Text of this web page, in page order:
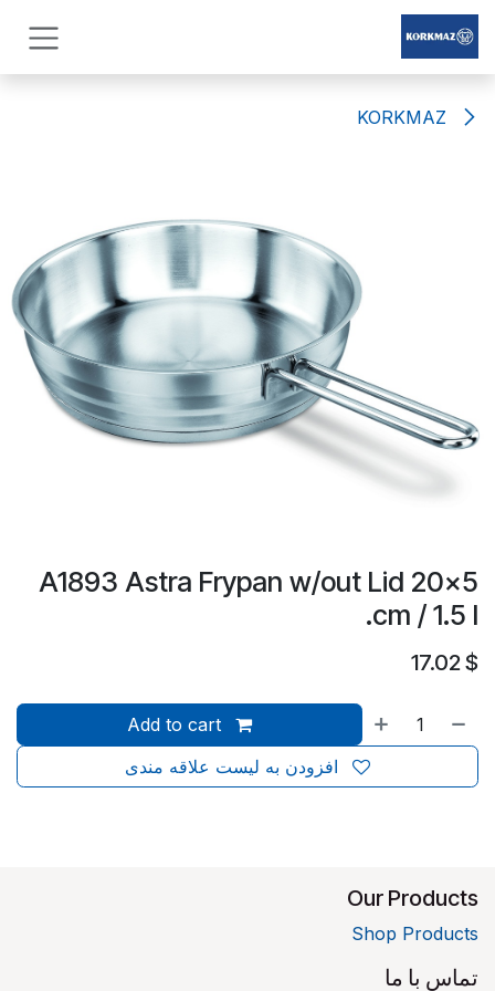
Skip to Content
A1893 Astra Frypan w/out Lid 20x5
cm / 1.5 l.
$
17.02
Add to cart
افزودن به لیست علاقه مندی
Our Products
Shop Products
تماس با ما